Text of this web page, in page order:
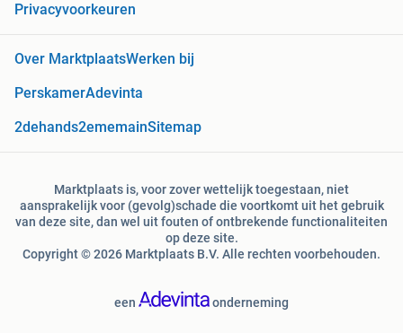
Privacyvoorkeuren
Over MarktplaatsWerken bij
PerskamerAdevinta
2dehands2ememainSitemap
Marktplaats is, voor zover wettelijk toegestaan, niet
aansprakelijk voor (gevolg)schade die voortkomt uit het gebruik
van deze site, dan wel uit fouten of ontbrekende functionaliteiten
op deze site.
Copyright © 2026 Marktplaats B.V. Alle rechten voorbehouden.
een onderneming